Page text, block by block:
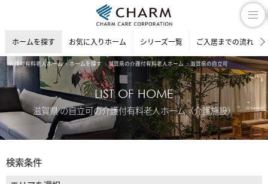
ホームを探す お気に入りホーム シリーズ一覧 ご入居までの流れ
介護付有料老人ホーム ホームを探す 滋賀県の介護付有料老人ホーム 滋賀県の自立可
LIST OF HOME
滋賀県 の自立可の介護付有料老人ホーム（介護施設）
検索条件